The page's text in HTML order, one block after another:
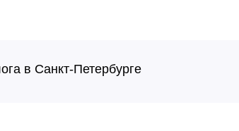
в Санкт-Петербурге